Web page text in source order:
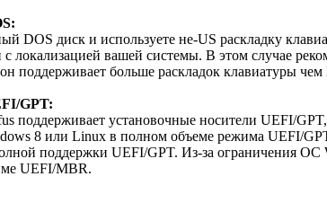
DOS диск и используете не-US раскладку
с локализацией вашей системы. В этом случае
поддерживает больше раскладок клавиатуры
GPT:
поддерживает установочные носители UEFI/GPT,
8 или Linux в полном объеме режима UEFI/
поддержки UEFI/GPT. Из-за ограничения ОС
UEFI/MBR.